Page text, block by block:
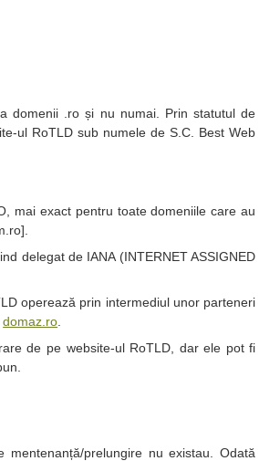
domenii .ro și nu numai. Prin statutul de
ul RoTLD sub numele de S.C. Best Web
mai exact pentru toate domeniile care au
delegat de IANA (INTERNET ASSIGNED
operează prin intermediul unor parteneri
domaz.ro
de pe website-ul RoTLD, dar ele pot fi
prelungire nu existau. Odată